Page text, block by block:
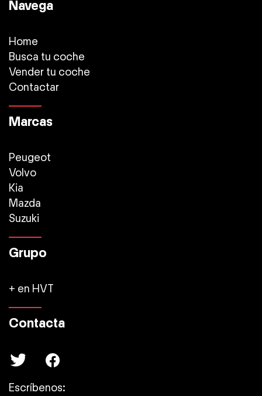
Navega
Home
Busca tu coche
Vender tu coche
Contactar
Marcas
Peugeot
Volvo
Kia
Mazda
Suzuki
Grupo
+ en HVT
Contacta
Escríbenos: